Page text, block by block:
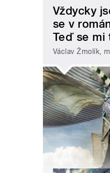
Vždycky
se v
Teď se mi
Václav Žmolík,